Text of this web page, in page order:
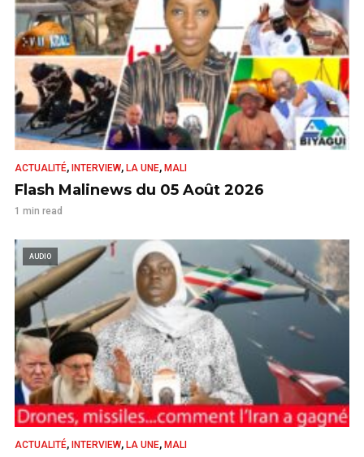
ACTUALITÉ, INTERVIEW, LA UNE, MALI
Flash Malinews du 05 Août 2026
1 min read
AUDIO
ACTUALITÉ, INTERVIEW, LA UNE, MALI